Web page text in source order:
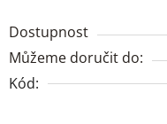
Dostupnost
Můžeme doručit do:
Kód: